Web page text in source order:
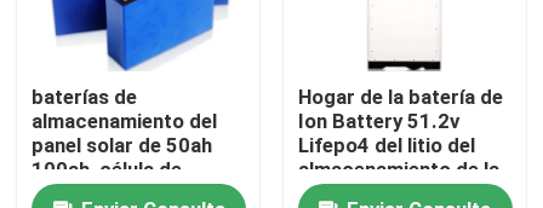
Productos
Sobre nosotros
Visita a la fábrica
baterías de
almacenamiento del
panel solar de 50ah
100ah, célula de
batería de los
Hogar de la batería de
Ion Battery 51.2v
Lifepo4 del litio del
almacenamiento de la
batería del hogar solar